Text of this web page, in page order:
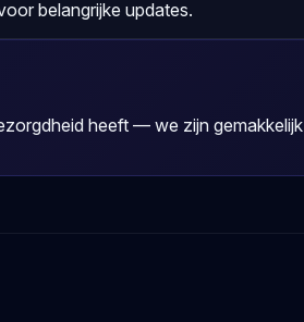
belangrijke updates.
heeft — we zijn